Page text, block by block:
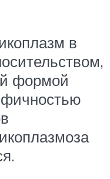
в
формой